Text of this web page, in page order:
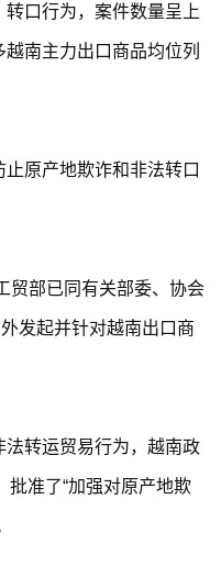
口行为，案件数量呈上
南主力出口商品均位列
贸部已同有关部委、协会
发起并针对越南出口商
转运贸易行为，越南政
批准了“加强对原产地欺